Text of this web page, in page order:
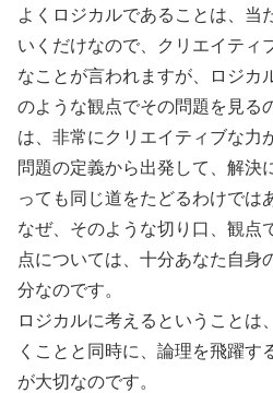
よくロジカルであることは、当
いくだけなので、クリエイティ
なことが言われますが、ロジカ
のような観点でその問題を見る
は、非常にクリエイティブな力
問題の定義から出発して、解決
っても同じ道をたどるわけでは
なぜ、そのような切り口、観点
点については、十分あなた自身
分なのです。
ロジカルに考えるということは
くことと同時に、論理を飛躍す
が大切なのです。